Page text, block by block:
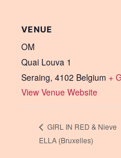
VENUE
OM
Quai Louva 1
Seraing, 4102 Belgium +
View Venue Website
GIRL IN RED & Nieve
ELLA (Bruxelles)